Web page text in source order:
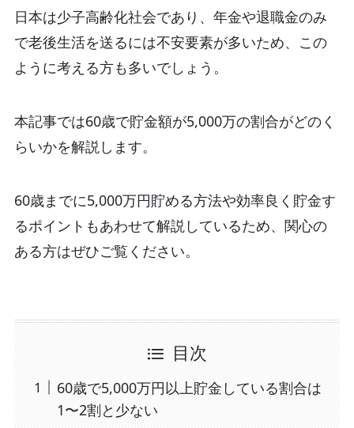
日本は少子高齢化社会であり、年金や退職金のみ
で老後生活を送るには不安要素が多いため、この
ように考える方も多いでしょう。
本記事では60歳で貯金額が5,000万の割合がどのく
らいかを解説します。
60歳までに5,000万円貯める方法や効率良く貯金す
るポイントもあわせて解説しているため、関心の
ある方はぜひご覧ください。
目次
60歳で5,000万円以上貯金している割合は
1〜2割と少ない